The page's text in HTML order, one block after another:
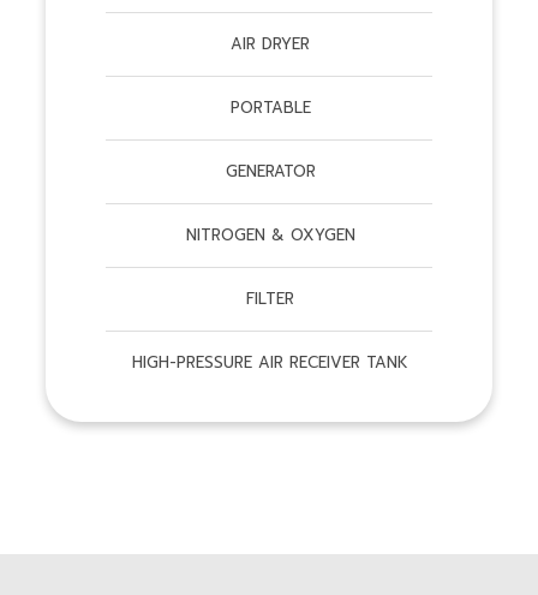
AIR DRYER
PORTABLE
GENERATOR
NITROGEN & OXYGEN
FILTER
HIGH-PRESSURE AIR RECEIVER TANK